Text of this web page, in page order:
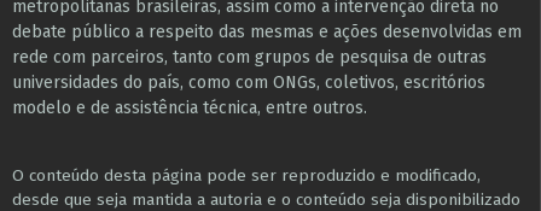
metropolitanas brasileiras, assim como a intervenção direta no
debate público a respeito das mesmas e ações desenvolvidas em
r​e​de com parceiros, tanto com grupos de pesquisa ​de outras
universidades do país, como com ONGs, coletivos, escritórios
modelo e de assistência técnica​, entre outros​.
O conteúdo desta página pode ser reproduzido e modificado,
desde que seja mantida a autoria e o conteúdo seja disponibilizado